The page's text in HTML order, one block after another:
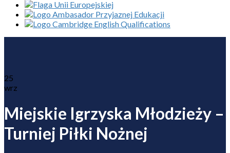
25
wrz
Miejskie Igrzyska Młodzieży –
Turniej Piłki Nożnej